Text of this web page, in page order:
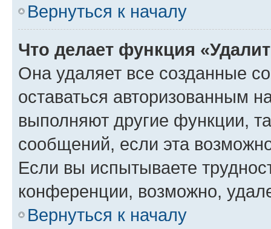
Вернуться к началу
Что делает функция
Она удаляет все созданные
оставаться авторизованным
выполняют другие функции,
сообщений, если эта
Если вы испытываете
конференции, возможно,
Вернуться к началу